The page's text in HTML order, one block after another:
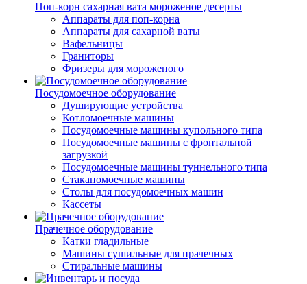
Поп-корн сахарная вата мороженое десерты
Аппараты для поп-корна
Аппараты для сахарной ваты
Вафельницы
Граниторы
Фризеры для мороженого
Посудомоечное оборудование
Душирующие устройства
Котломоечные машины
Посудомоечные машины купольного типа
Посудомоечные машины с фронтальной
загрузкой
Посудомоечные машины туннельного типа
Стаканомоечные машины
Столы для посудомоечных машин
Кассеты
Прачечное оборудование
Катки гладильные
Машины сушильные для прачечных
Стиральные машины